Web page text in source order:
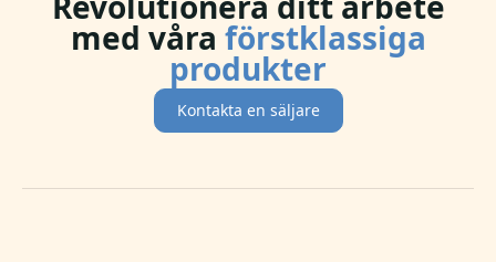
med våra förstklassiga
produkter
Kontakta en säljare